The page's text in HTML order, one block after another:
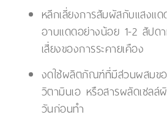
หลีกเลี่ยงการสัมผัสกับแสงแ
อาบแดดอย่างน้อย 1-2 สัปด
เสี่ยงของการระคายเคือง
งดใช้ผลิตภัณฑ์ที่มีส่วนผสมข
วิตามินเอ หรือสารผลัดเซล
วันก่อนทำ